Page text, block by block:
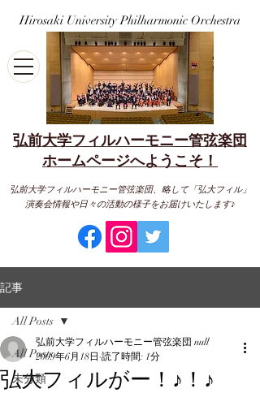
弘前大学フィルハーモニー管弦楽団
​ホームページへようこそ！
Hirosaki University Philharmonic Orchestra
弘前大学フィルハーモニー管弦楽団、略して「弘大フィル」
演奏会情報や日々の活動の様子をお届けいたします♪
記事
All Posts
未分類
All Posts
弘大フィルがー！♪！♪
弘前大学フィルハーモニー管弦楽団 null
2009年6月18日 読了時間: 1分